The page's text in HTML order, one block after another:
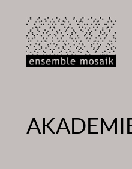
Inhalt
springen